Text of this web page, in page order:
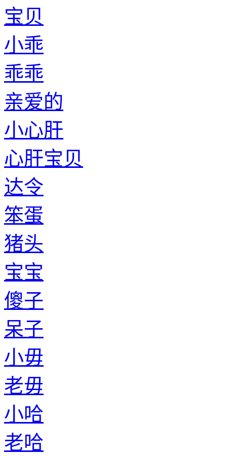
宝贝
小乖
乖乖
亲爱的
小心肝
心肝宝贝
达令
笨蛋
猪头
宝宝
傻子
呆子
小毋
老毋
小哈
老哈